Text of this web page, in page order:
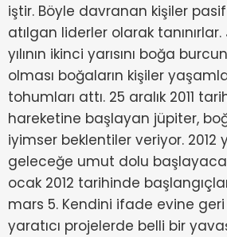
iştir. Böyle davranan kişiler
atılgan liderler olarak tanınırlar.
yılının ikinci yarısını boğa
olması boğaların kişiler
tohumları attı. 25 aralık 2011
hareketine başlayan jüpiter,
iyimser beklentiler veriyor. 2012
geleceğe umut dolu
ocak 2012 tarihinde
mars 5. Kendini ifade evine
yaratıcı projelerde belli bir